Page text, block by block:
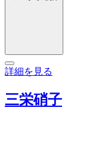
詳細を見る
三栄硝子